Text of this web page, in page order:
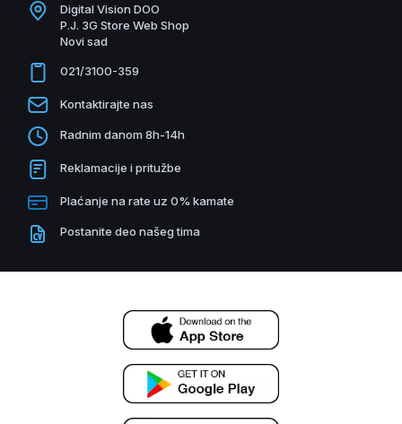
Digital Vision DOO
P.J. 3G Store Web Shop
Novi sad
021/3100-359
Kontaktirajte nas
Radnim danom 8h-14h
Reklamacije i pritužbe
Plaćanje na rate uz 0% kamate
Postanite deo našeg tima